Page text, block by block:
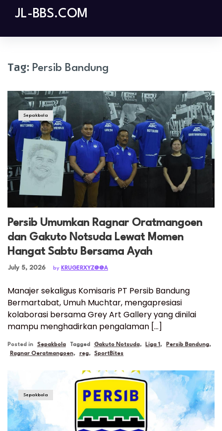
JL-BBS.COM
Tag: Persib Bandung
Sepakbola
Persib Umumkan Ragnar Oratmangoen
dan Gakuto Notsuda Lewat Momen
Hangat Sabtu Bersama Ayah
Posted on
July 5, 2026 by KRUGERXYZ@@A
Manajer sekaligus Komisaris PT Persib Bandung
Bermartabat, Umuh Muchtar, mengapresiasi
kolaborasi bersama Grey Art Gallery yang dinilai
mampu menghadirkan pengalaman […]
Posted in Sepakbola Tagged Gakuto Notsuda, Liga 1 , Persib Bandung,
Ragnar Oeratmangoen, reg, SportBites
Sepakbola